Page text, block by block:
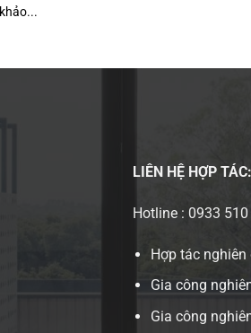
khảo...
LIÊN HỆ HỢP TÁC:
Hotline : 0933
Hợp tác
Gia công
Gia công